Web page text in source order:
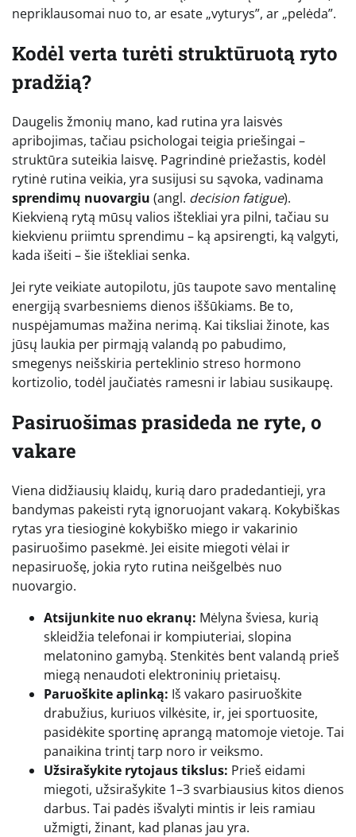
nepriklausomai nuo to, ar esate „vyturys”, ar „pelėda”.
Kodėl verta turėti struktūruotą ryto
pradžią?
Daugelis žmonių mano, kad rutina yra laisvės
apribojimas, tačiau psichologai teigia priešingai –
struktūra suteikia laisvę. Pagrindinė priežastis, kodėl
rytinė rutina veikia, yra susijusi su sąvoka, vadinama
sprendimų nuovargiu (angl. decision fatigue).
Kiekvieną rytą mūsų valios ištekliai yra pilni, tačiau su
kiekvienu priimtu sprendimu – ką apsirengti, ką valgyti,
kada išeiti – šie ištekliai senka.
Jei ryte veikiate autopilotu, jūs taupote savo mentalinę
energiją svarbesniems dienos iššūkiams. Be to,
nuspėjamumas mažina nerimą. Kai tiksliai žinote, kas
jūsų laukia per pirmąją valandą po pabudimo,
smegenys neišskiria perteklinio streso hormono
kortizolio, todėl jaučiatės ramesni ir labiau susikaupę.
Pasiruošimas prasideda ne ryte, o
vakare
Viena didžiausių klaidų, kurią daro pradedantieji, yra
bandymas pakeisti rytą ignoruojant vakarą. Kokybiškas
rytas yra tiesioginė kokybiško miego ir vakarinio
pasiruošimo pasekmė. Jei eisite miegoti vėlai ir
nepasiruošę, jokia ryto rutina neišgelbės nuo
nuovargio.
Atsijunkite nuo ekranų: Mėlyna šviesa, kurią
skleidžia telefonai ir kompiuteriai, slopina
melatonino gamybą. Stenkitės bent valandą prieš
miegą nenaudoti elektroninių prietaisų.
Paruoškite aplinką: Iš vakaro pasiruoškite
drabužius, kuriuos vilkėsite, ir, jei sportuosite,
pasidėkite sportinę aprangą matomoje vietoje. Tai
panaikina trintį tarp noro ir veiksmo.
Užsirašykite rytojaus tikslus: Prieš eidami
miegoti, užsirašykite 1–3 svarbiausius kitos dienos
darbus. Tai padės išvalyti mintis ir leis ramiau
užmigti, žinant, kad planas jau yra.